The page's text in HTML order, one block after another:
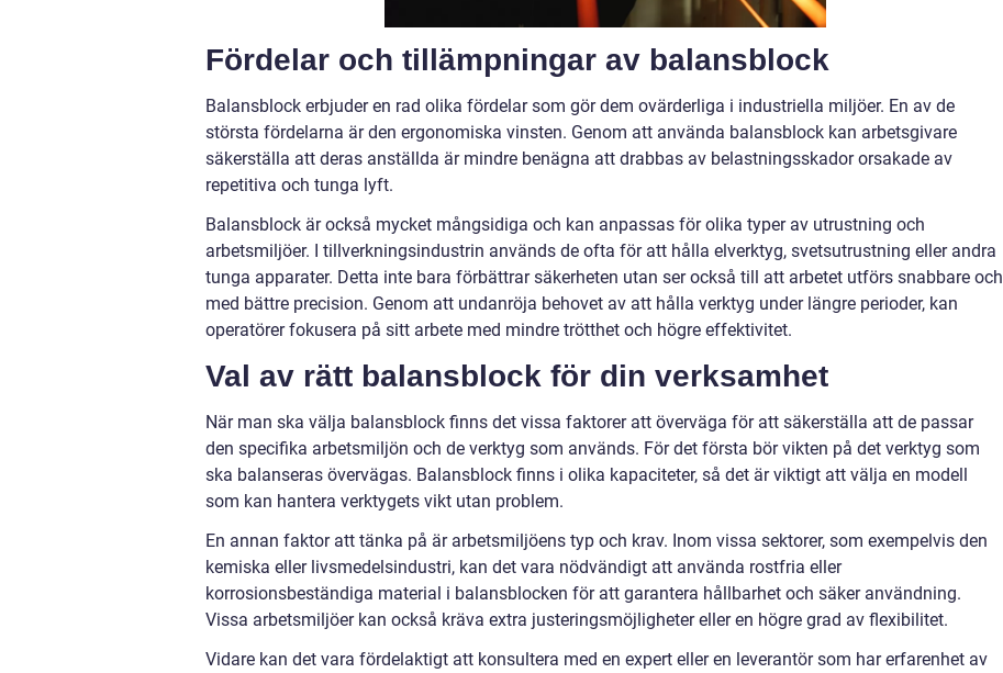
Fördelar och tillämpningar av balansblock
Balansblock erbjuder en rad olika fördelar som gör dem ovärderliga i industriella miljöer. En av de
största fördelarna är den ergonomiska vinsten. Genom att använda balansblock kan arbetsgivare
säkerställa att deras anställda är mindre benägna att drabbas av belastningsskador orsakade av
repetitiva och tunga lyft.
Balansblock är också mycket mångsidiga och kan anpassas för olika typer av utrustning och
arbetsmiljöer. I tillverkningsindustrin används de ofta för att hålla elverktyg, svetsutrustning eller andra
tunga apparater. Detta inte bara förbättrar säkerheten utan ser också till att arbetet utförs snabbare och
med bättre precision. Genom att undanröja behovet av att hålla verktyg under längre perioder, kan
operatörer fokusera på sitt arbete med mindre trötthet och högre effektivitet.
Val av rätt balansblock för din verksamhet
När man ska välja balansblock finns det vissa faktorer att överväga för att säkerställa att de passar
den specifika arbetsmiljön och de verktyg som används. För det första bör vikten på det verktyg som
ska balanseras övervägas. Balansblock finns i olika kapaciteter, så det är viktigt att välja en modell
som kan hantera verktygets vikt utan problem.
En annan faktor att tänka på är arbetsmiljöens typ och krav. Inom vissa sektorer, som exempelvis den
kemiska eller livsmedelsindustri, kan det vara nödvändigt att använda rostfria eller
korrosionsbeständiga material i balansblocken för att garantera hållbarhet och säker användning.
Vissa arbetsmiljöer kan också kräva extra justeringsmöjligheter eller en högre grad av flexibilitet.
Vidare kan det vara fördelaktigt att konsultera med en expert eller en leverantör som har erfarenhet av